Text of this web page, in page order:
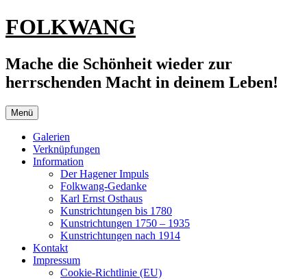
Zum
Inhalt
FOLKWANG
Mache die Schönheit wieder zur
herrschenden Macht in deinem Leben!
Menü
Galerien
Verknüpfungen
Information
Der Hagener Impuls
Folkwang-Gedanke
Karl Ernst Osthaus
Kunstrichtungen bis 1780
Kunstrichtungen 1750 – 1935
Kunstrichtungen nach 1914
Kontakt
Impressum
Cookie-Richtlinie (EU)